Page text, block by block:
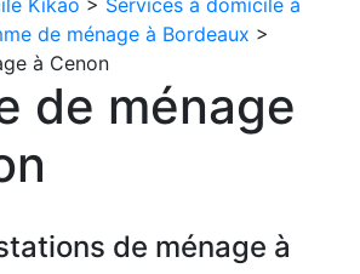
Kikao > Services à domicile à
de ménage à Bordeaux >
à Cenon
de ménage
de ménage à